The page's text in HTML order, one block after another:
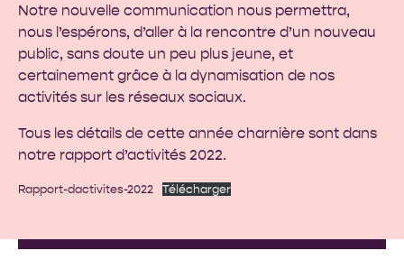
Notre nouvelle communication nous permettra,
nous l’espérons, d’aller à la rencontre d’un nouveau
public, sans doute un peu plus jeune, et
certainement grâce à la dynamisation de nos
activités sur les réseaux sociaux.
Tous les détails de cette année charnière sont dans
notre rapport d’activités 2022.
Rapport-dactivites-2022 Télécharger